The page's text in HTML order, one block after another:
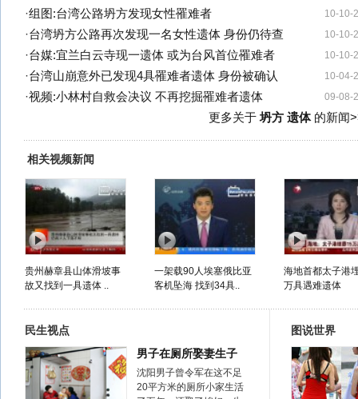
10-10-
·组图:台湾公路坍方发现女性罹难者
10-10-
·台湾坍方公路再次发现一名女性遗体 身份仍待查
10-10-
·台媒:宜兰白云寺现一遗体 或为台风首位罹难者
10-04-
·台湾山崩意外已发现4具罹难者遗体 身份被确认
09-08-
·视频:小林村自救会决议 不再挖掘罹难者遗体
更多关于坍方 遗体的新闻
相关视频新闻
贵州赫章县山体滑坡事
故又找到一具遗体 ..
一架载90人埃塞俄比亚
客机坠海 找到34具..
海地首都太子港
万具遇难遗体
民生视点
男子在厕所娶妻生子
沈阳男子曾令军在这不足
20平方米的厕所小家生活
图说世界